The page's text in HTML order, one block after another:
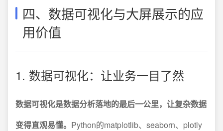
四、数据可视化与大屏展示的应
用价值
1. 数据可视化：让业务一目了然
数据可视化是数据分析落地的最后一公里，让复杂数据
变得直观易懂。 Python的matplotlib、seaborn、plotly